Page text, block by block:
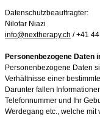
Datenschutzbeauftragter:
Nilofar Niazi
info@nextherapy.ch / +41
Personenbezogene Daten
Personenbezogene Daten
Verhältnisse einer
Darunter fallen
Telefonnummer und Ihr
Werdegang etc., welche mit